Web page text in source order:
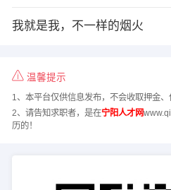
我就是我，不一样的烟火
温馨提示
1、本平台仅供信息发布，不会收取押金、
2、请告知求职者，是在宁阳人才网
历的！